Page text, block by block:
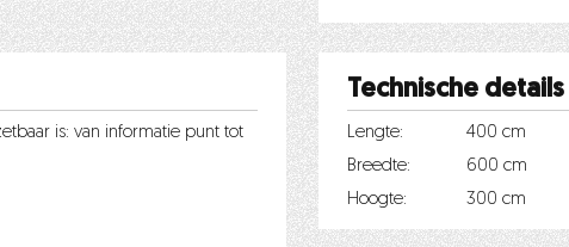
is: van informatie punt tot
Technische details
Lengte:
400 cm
Breedte:
600 cm
Hoogte:
300 cm